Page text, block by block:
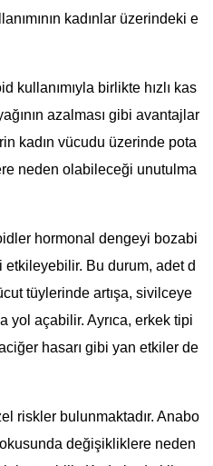
kadınlar üzerindeki e
kullanımıyla birlikte hızlı kas
azalması gibi avantajlar
kadın vücudu üzerinde pota
neden olabileceği unutulma
hormonal dengeyi bozabi
etkileyebilir. Bu durum, adet d
tüylerinde artışa, sivilceye
yol açabilir. Ayrıca, erkek tipi
hasarı gibi yan etkiler de
riskler bulunmaktadır. Anabo
değişikliklere neden